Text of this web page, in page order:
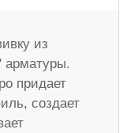
из
арматуры.
придает
создает